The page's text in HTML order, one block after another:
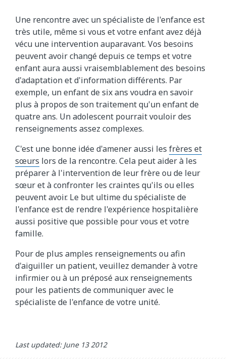
Une rencontre avec un spécialiste de l'enfance est
très utile, même si vous et votre enfant avez déjà
vécu une intervention auparavant. Vos besoins
peuvent avoir changé depuis ce temps et votre
enfant aura aussi vraisemblablement des besoins
d'adaptation et d'information différents. Par
exemple, un enfant de six ans voudra en savoir
plus à propos de son traitement qu'un enfant de
quatre ans. Un adolescent pourrait vouloir des
renseignements assez complexes.
C'est une bonne idée d'amener aussi les frères et
sœurs lors de la rencontre. Cela peut aider à les
préparer à l'intervention de leur frère ou de leur
sœur et à confronter les craintes qu'ils ou elles
peuvent avoir. Le but ultime du spécialiste de
l'enfance est de rendre l'expérience hospitalière
aussi positive que possible pour vous et votre
famille.
Pour de plus amples renseignements ou afin
d'aiguiller un patient, veuillez demander à votre
infirmier ou à un préposé aux renseignements
pour les patients de communiquer avec le
spécialiste de l'enfance de votre unité.
Last updated: June 13 2012